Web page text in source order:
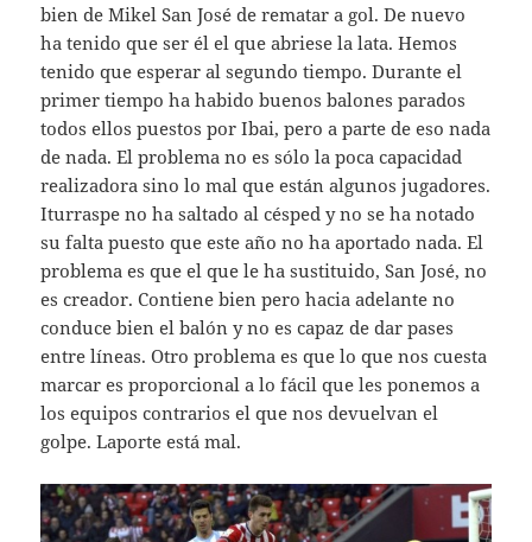
bien de Mikel San José de rematar a gol. De nuevo
ha tenido que ser él el que abriese la lata. Hemos
tenido que esperar al segundo tiempo. Durante el
primer tiempo ha habido buenos balones parados
todos ellos puestos por Ibai, pero a parte de eso nada
de nada. El problema no es sólo la poca capacidad
realizadora sino lo mal que están algunos jugadores.
Iturraspe no ha saltado al césped y no se ha notado
su falta puesto que este año no ha aportado nada. El
problema es que el que le ha sustituido, San José, no
es creador. Contiene bien pero hacia adelante no
conduce bien el balón y no es capaz de dar pases
entre líneas. Otro problema es que lo que nos cuesta
marcar es proporcional a lo fácil que les ponemos a
los equipos contrarios el que nos devuelvan el
golpe. Laporte está mal.